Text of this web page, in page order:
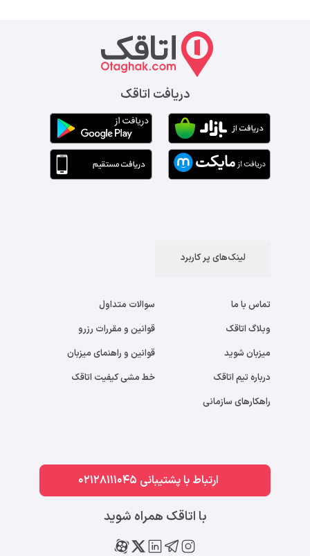
دریافت اتاقک
لینک‌های پر کاربرد
تماس با ما
وبلاگ اتاقک
میزبان شوید
درباره تیم اتاقک
راهکارهای سازمانی
سوالات متداول
قوانین و مقررات رزرو
قوانین و راهنمای میزبان
خط مشی کیفیت اتاقک
ارتباط با پشتیبانی 02128111045
با اتاقک همراه شوید